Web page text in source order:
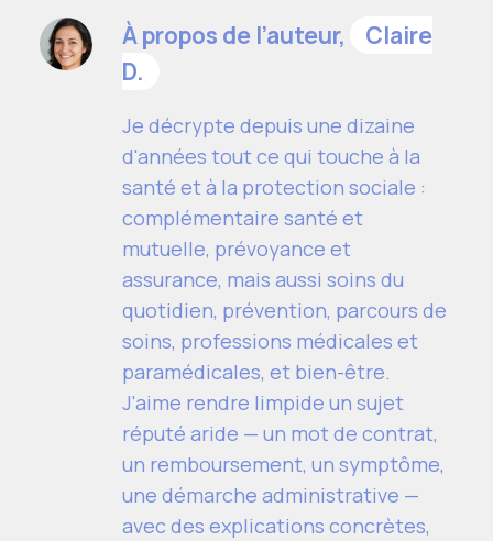
À propos de l’auteur,
Claire
D.
Je décrypte depuis une dizaine
d'années tout ce qui touche à la
santé et à la protection sociale :
complémentaire santé et
mutuelle, prévoyance et
assurance, mais aussi soins du
quotidien, prévention, parcours de
soins, professions médicales et
paramédicales, et bien-être.
J'aime rendre limpide un sujet
réputé aride — un mot de contrat,
un remboursement, un symptôme,
une démarche administrative —
avec des explications concrètes,